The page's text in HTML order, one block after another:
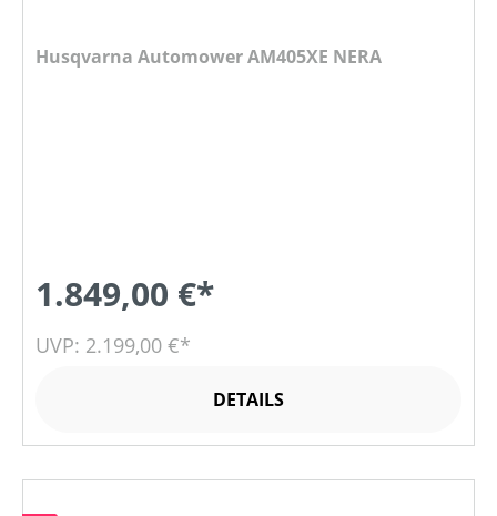
Husqvarna Automower AM405XE NERA
1.849,00 €*
UVP: 2.199,00 €*
DETAILS